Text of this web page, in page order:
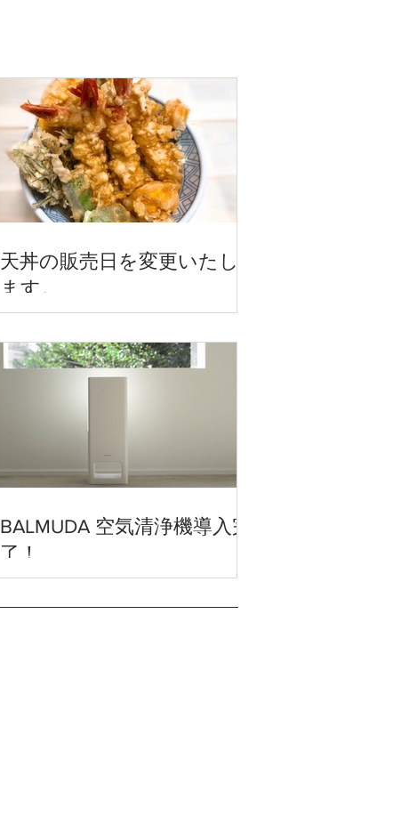
天丼の販売日を変更いたし
ます。
BALMUDA 空気清浄機導入完
了！